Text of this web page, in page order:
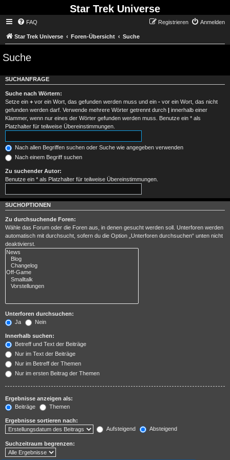
Star Trek Universe
FAQ Anmelden
Registrieren
Star Trek Universe Foren-Übersicht Suche
Suche
SUCHANFRAGE
Suche nach Wörtern:
Setze ein + vor ein Wort, das gefunden werden muss und ein - vor ein Wort, das nicht
gefunden werden darf. Verwende mehrere Wörter getrennt durch
innerhalb einer
Klammer, wenn nur eines der Wörter gefunden werden muss. Benutze ein * als
Platzhalter für teilweise Übereinstimmungen.
Nach allen Begriffen suchen oder Suche wie angegeben verwenden
Nach einem Begriff suchen
Zu suchender Autor:
Benutze ein * als Platzhalter für teilweise Übereinstimmungen.
SUCHOPTIONEN
Zu durchsuchende Foren:
Wähle das Forum oder die Foren aus, in denen gesucht werden soll. Unterforen werden
automatisch mit durchsucht, sofern du die Option „Unterforen durchsuchen“ unten nicht
deaktivierst.
Unterforen durchsuchen:
Ja
Nein
Innerhalb suchen:
Betreff und Text der Beiträge
Nur im Text der Beiträge
Nur im Betreff der Themen
Nur im ersten Beitrag der Themen
Ergebnisse anzeigen als:
Beiträge
Themen
Ergebnisse sortieren nach:
Aufsteigend
Absteigend
Suchzeitraum begrenzen: